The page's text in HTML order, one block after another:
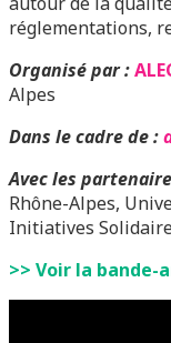
réglementations,
Organisé par :
Alpes
Dans le cadre de :
Avec les
Rhône-Alpes,
Initiatives
>> Voir la bande-